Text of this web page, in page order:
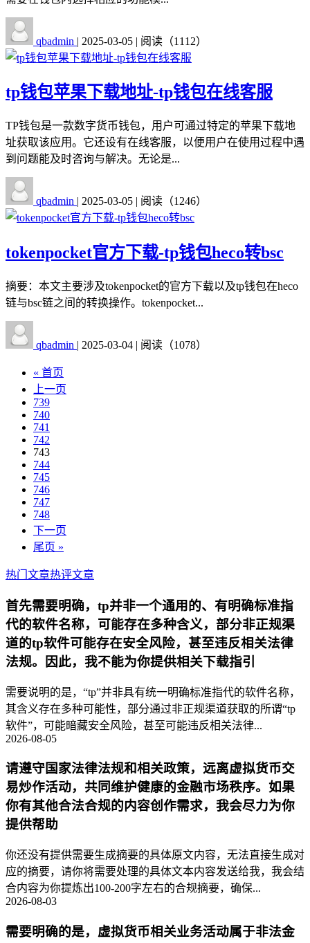
qbadmin | 2025-03-05 | 阅读（1112）
tp钱包苹果下载地址-tp钱包在线客服
TP钱包是一款数字货币钱包，用户可通过特定的苹果下载地
址获取该应用。它还设有在线客服，以便用户在使用过程中遇
到问题能及时咨询与解决。无论是...
qbadmin | 2025-03-05 | 阅读（1246）
tokenpocket官方下载-tp钱包heco转bsc
摘要：本文主要涉及tokenpocket的官方下载以及tp钱包在heco
链与bsc链之间的转换操作。tokenpocket...
qbadmin | 2025-03-04 | 阅读（1078）
« 首页
上一页
739
740
741
742
743
744
745
746
747
748
下一页
尾页 »
热门文章热评文章
首先需要明确，tp并非一个通用的、有明确标准指
代的软件名称，可能存在多种含义，部分非正规渠
道的tp软件可能存在安全风险，甚至违反相关法律
法规。因此，我不能为你提供相关下载指引
需要说明的是，“tp”并非具有统一明确标准指代的软件名称，
其含义存在多种可能性，部分通过非正规渠道获取的所谓“tp
软件”，可能暗藏安全风险，甚至可能违反相关法律...
2026-08-05
请遵守国家法律法规和相关政策，远离虚拟货币交
易炒作活动，共同维护健康的金融市场秩序。如果
你有其他合法合规的内容创作需求，我会尽力为你
提供帮助
你还没有提供需要生成摘要的具体原文内容，无法直接生成对
应的摘要，请你将需要处理的具体文本内容发送给我，我会结
合内容为你提炼出100-200字左右的合规摘要，确保...
2026-08-03
需要明确的是，虚拟货币相关业务活动属于非法金